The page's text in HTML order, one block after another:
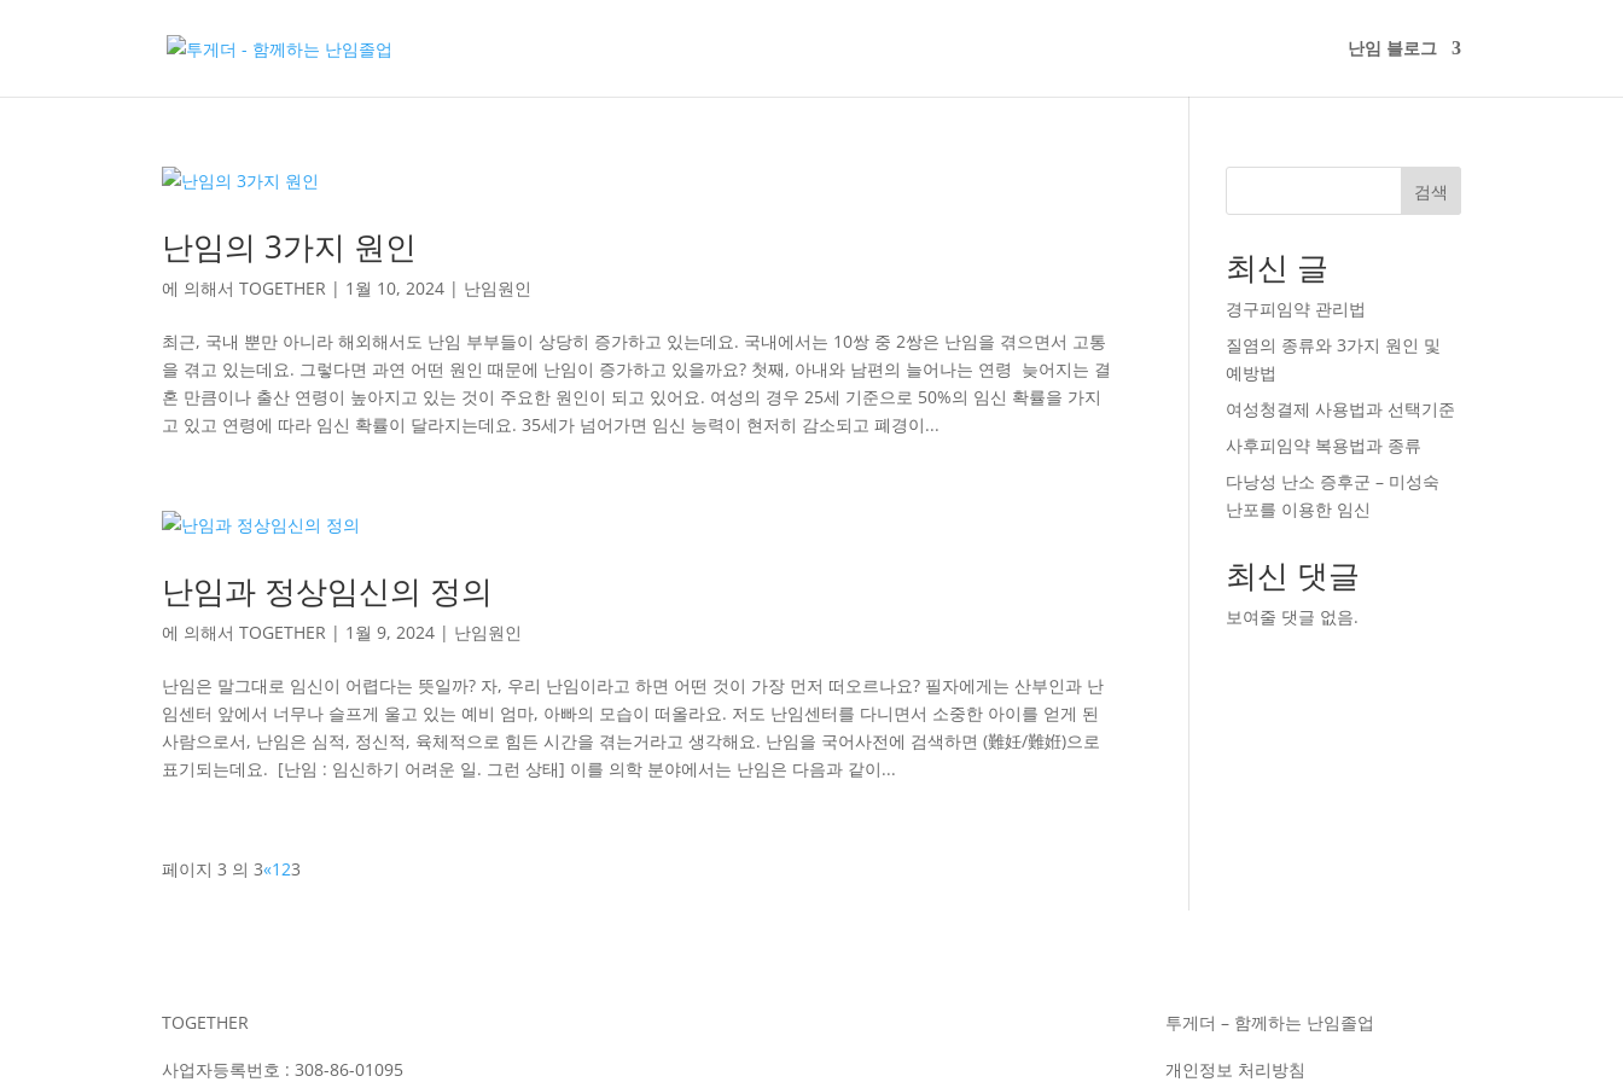
난임 블로그
난임의 3가지 원인
에 의해서TOGETHER | 1월 10, 2024 | 난임원인
최근, 국내 뿐만 아니라 해외해서도 난임 부부들이 상당히 증가하고 있는데요. 국내에서는 10쌍 중 2쌍은 난임을 겪으면서 고통
을 겪고 있는데요. 그렇다면 과연 어떤 원인 때문에 난임이 증가하고 있을까요? 첫째, 아내와 남편의 늘어나는 연령 늦어지는 결
혼 만큼이나 출산 연령이 높아지고 있는 것이 주요한 원인이 되고 있어요. 여성의 경우 25세 기준으로 50%의 임신 확률을 가지
고 있고 연령에 따라 임신 확률이 달라지는데요. 35세가 넘어가면 임신 능력이 현저히 감소되고 폐경이...
난임과 정상임신의 정의
에 의해서TOGETHER | 1월 9, 2024 | 난임원인
난임은 말그대로 임신이 어렵다는 뜻일까? 자, 우리 난임이라고 하면 어떤 것이 가장 먼저 떠오르나요? 필자에게는 산부인과 난
임센터 앞에서 너무나 슬프게 울고 있는 예비 엄마, 아빠의 모습이 떠올라요. 저도 난임센터를 다니면서 소중한 아이를 얻게 된
사람으로서, 난임은 심적, 정신적, 육체적으로 힘든 시간을 겪는거라고 생각해요. 난임을 국어사전에 검색하면 (難妊/難姙)으로
표기되는데요. [난임 : 임신하기 어려운 일. 그런 상태] 이를 의학 분야에서는 난임은 다음과 같이...
페이지 3 의 3«123
검색
최신 글
경구피임약 관리법
질염의 종류와 3가지 원인 및
예방법
여성청결제 사용법과 선택기준
사후피임약 복용법과 종류
다낭성 난소 증후군 – 미성숙
난포를 이용한 임신
최신 댓글
보여줄 댓글 없음.
TOGETHER
사업자등록번호 : 308-86-01095
투게더 – 함께하는 난임졸업
개인정보 처리방침